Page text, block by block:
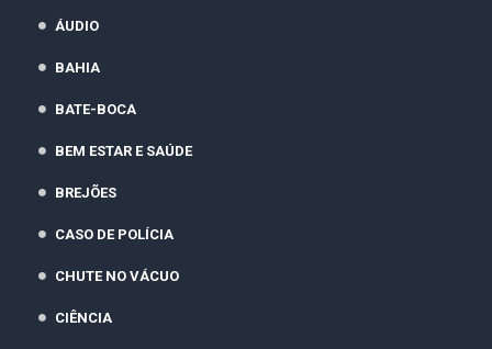
ÁUDIO
BAHIA
BATE-BOCA
BEM ESTAR E SAÚDE
BREJÕES
CASO DE POLÍCIA
CHUTE NO VÁCUO
CIÊNCIA